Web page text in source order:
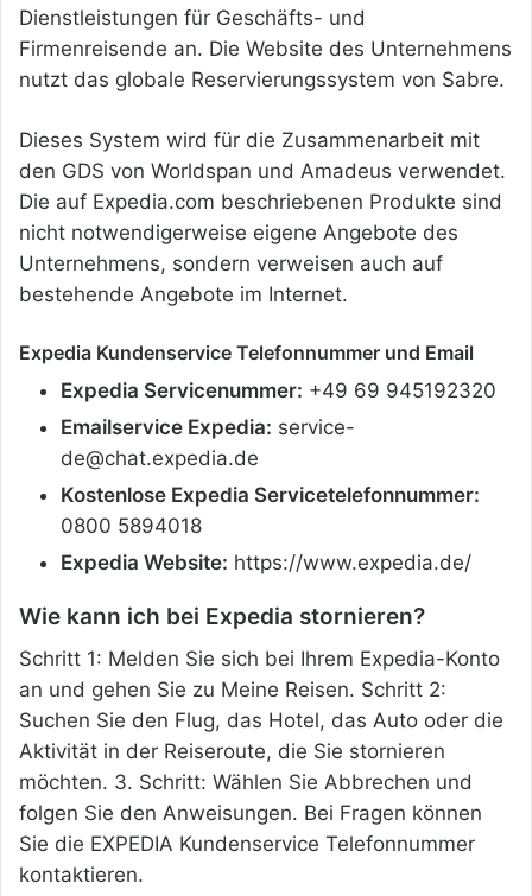
Dienstleistungen für Geschäfts- und
Firmenreisende an. Die Website des Unternehmens
nutzt das globale Reservierungssystem von Sabre.
Dieses System wird für die Zusammenarbeit mit
den GDS von Worldspan und Amadeus verwendet.
Die auf Expedia.com beschriebenen Produkte sind
nicht notwendigerweise eigene Angebote des
Unternehmens, sondern verweisen auch auf
bestehende Angebote im Internet.
Expedia Kundenservice Telefonnummer und Email
Expedia Servicenummer: +49 69 945192320
Emailservice Expedia: service-
de@chat.expedia.de
Kostenlose Expedia Servicetelefonnummer:
0800 5894018
Expedia Website: https://www.expedia.de/
Wie kann ich bei Expedia stornieren?
Schritt 1: Melden Sie sich bei Ihrem Expedia-Konto
an und gehen Sie zu Meine Reisen. Schritt 2:
Suchen Sie den Flug, das Hotel, das Auto oder die
Aktivität in der Reiseroute, die Sie stornieren
möchten. 3. Schritt: Wählen Sie Abbrechen und
folgen Sie den Anweisungen. Bei Fragen können
Sie die EXPEDIA Kundenservice Telefonnummer
kontaktieren.